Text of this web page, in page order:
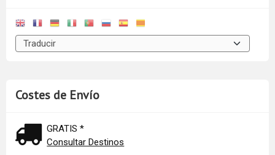
Costes de Envío
GRATIS *
Consultar Destinos